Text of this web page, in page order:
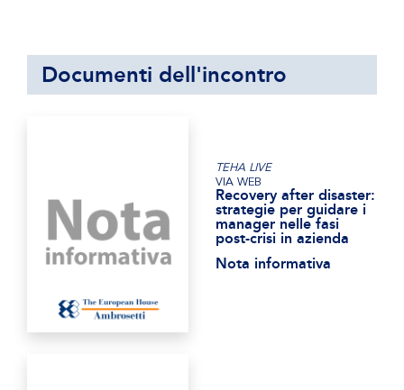
Documenti dell'incontro
TEHA LIVE
VIA WEB
Recovery after disaster:
strategie per guidare i
manager nelle fasi
post-crisi in azienda
Nota informativa